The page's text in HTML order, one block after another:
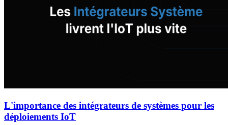
L'importance des intégrateurs de systèmes pour les
déploiements IoT